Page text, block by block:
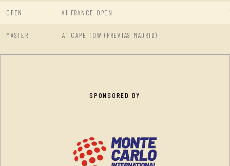
OPEN A1 FRANCE OPEN
MASTER A1 CAPE TOW (PREVIAS MADRID)
SPONSORED BY